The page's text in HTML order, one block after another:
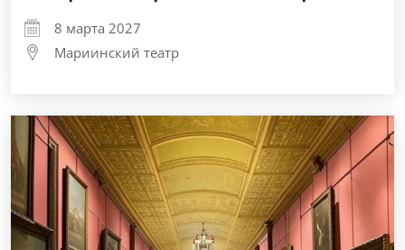
8 марта 2027
Мариинский театр